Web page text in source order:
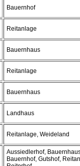
Bauernhof
Reitanlage
Bauernhaus
Reitanlage
Bauernhaus
Landhaus
Reitanlage, Weideland
Aussiedlerhof,
Bauernhof, Gutshof,